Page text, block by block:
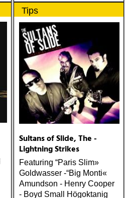
Tips
Sultans of Slide, The -
Lightning Strikes
Featuring “Paris Slim»
Goldwasser -“Big Monti«
Amundson - Henry Cooper
- Boyd Small Högoktanig